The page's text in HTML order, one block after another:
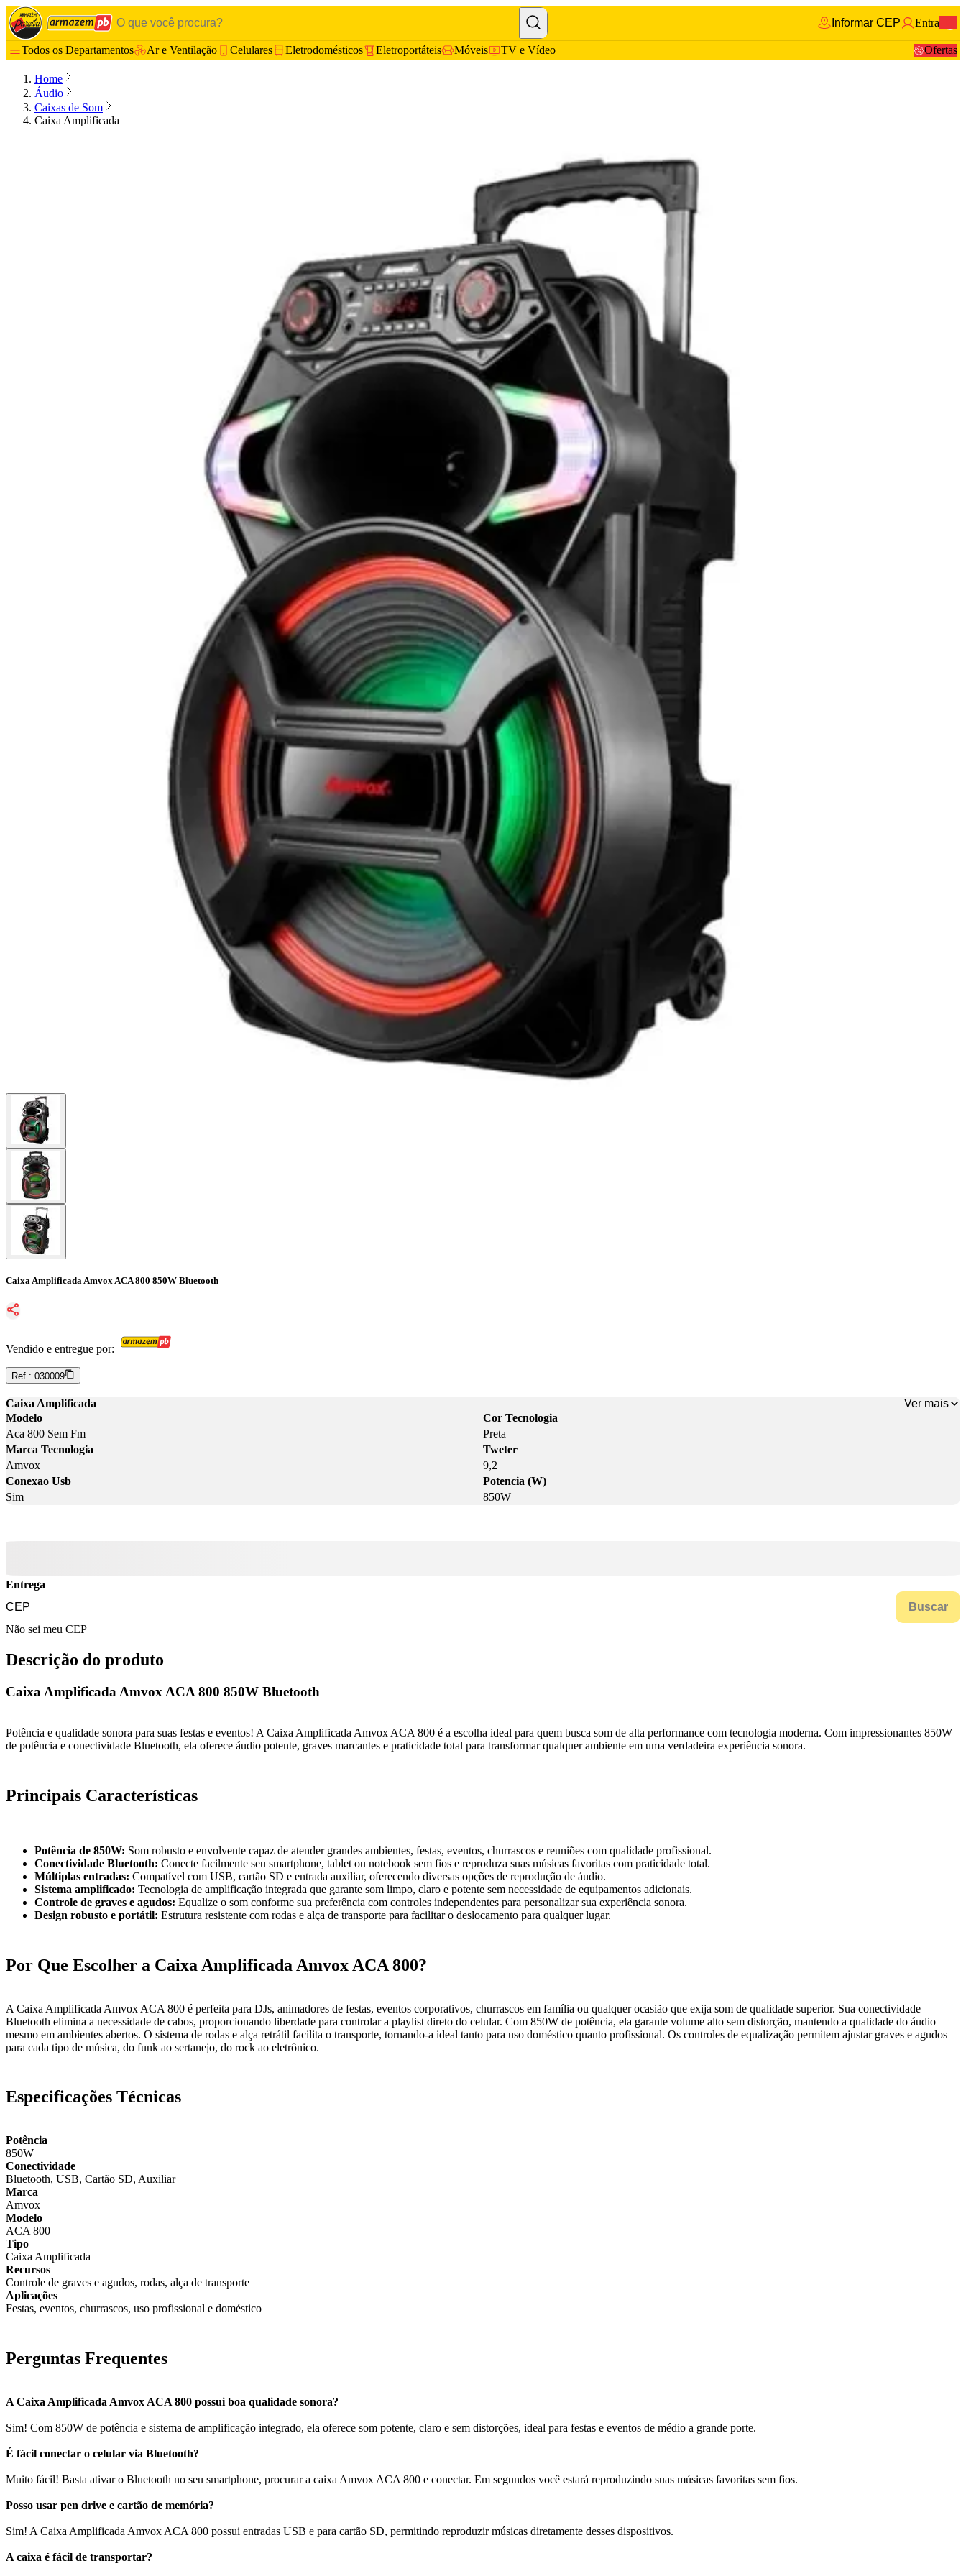
Informar CEP Entrar
Todos os Departamentos Ar e Ventilação Celulares Eletrodomésticos Eletroportáteis Móveis TV e Vídeo Ofertas
Home
Áudio
Caixas de Som
Caixa Amplificada
Caixa Amplificada Amvox ACA 800 850W Bluetooth
Vendido e entregue por:
Ref.: 030009
Caixa Amplificada
Ver mais
Modelo
Aca 800 Sem Fm
Cor Tecnologia
Preta
Marca Tecnologia
Amvox
Tweter
9,2
Conexao Usb
Sim
Potencia (W)
850W
Entrega
Buscar
Não sei meu CEP
Descrição do produto
Caixa Amplificada Amvox ACA 800 850W Bluetooth
Potência e qualidade sonora para suas festas e eventos! A Caixa Amplificada Amvox ACA 800 é a escolha ideal para quem busca som de alta performance com tecnologia moderna. Com impressionantes 850W
de potência e conectividade Bluetooth, ela oferece áudio potente, graves marcantes e praticidade total para transformar qualquer ambiente em uma verdadeira experiência sonora.
Principais Características
Potência de 850W: Som robusto e envolvente capaz de atender grandes ambientes, festas, eventos, churrascos e reuniões com qualidade profissional.
Conectividade Bluetooth: Conecte facilmente seu smartphone, tablet ou notebook sem fios e reproduza suas músicas favoritas com praticidade total.
Múltiplas entradas: Compatível com USB, cartão SD e entrada auxiliar, oferecendo diversas opções de reprodução de áudio.
Sistema amplificado: Tecnologia de amplificação integrada que garante som limpo, claro e potente sem necessidade de equipamentos adicionais.
Controle de graves e agudos: Equalize o som conforme sua preferência com controles independentes para personalizar sua experiência sonora.
Design robusto e portátil: Estrutura resistente com rodas e alça de transporte para facilitar o deslocamento para qualquer lugar.
Por Que Escolher a Caixa Amplificada Amvox ACA 800?
A Caixa Amplificada Amvox ACA 800 é perfeita para DJs, animadores de festas, eventos corporativos, churrascos em família ou qualquer ocasião que exija som de qualidade superior. Sua conectividade
Bluetooth elimina a necessidade de cabos, proporcionando liberdade para controlar a playlist direto do celular. Com 850W de potência, ela garante volume alto sem distorção, mantendo a qualidade do áudio
mesmo em ambientes abertos. O sistema de rodas e alça retrátil facilita o transporte, tornando-a ideal tanto para uso doméstico quanto profissional. Os controles de equalização permitem ajustar graves e agudos
para cada tipo de música, do funk ao sertanejo, do rock ao eletrônico.
Especificações Técnicas
Potência
850W
Conectividade
Bluetooth, USB, Cartão SD, Auxiliar
Marca
Amvox
Modelo
ACA 800
Tipo
Caixa Amplificada
Recursos
Controle de graves e agudos, rodas, alça de transporte
Aplicações
Festas, eventos, churrascos, uso profissional e doméstico
Perguntas Frequentes
A Caixa Amplificada Amvox ACA 800 possui boa qualidade sonora?
Sim! Com 850W de potência e sistema de amplificação integrado, ela oferece som potente, claro e sem distorções, ideal para festas e eventos de médio a grande porte.
É fácil conectar o celular via Bluetooth?
Muito fácil! Basta ativar o Bluetooth no seu smartphone, procurar a caixa Amvox ACA 800 e conectar. Em segundos você estará reproduzindo suas músicas favoritas sem fios.
Posso usar pen drive e cartão de memória?
Sim! A Caixa Amplificada Amvox ACA 800 possui entradas USB e para cartão SD, permitindo reproduzir músicas diretamente desses dispositivos.
A caixa é fácil de transportar?